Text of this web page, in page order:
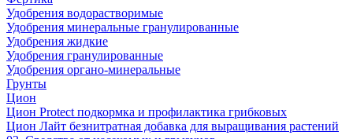
Удобрения водорастворимые
Удобрения минеральные гранулированные
Удобрения жидкие
Удобрения гранулированные
Удобрения органо-минеральные
Грунты
Цион
Цион Protect подкормка и профилактика грибковых
Цион Лайт безнитратная добавка для выращивания растений